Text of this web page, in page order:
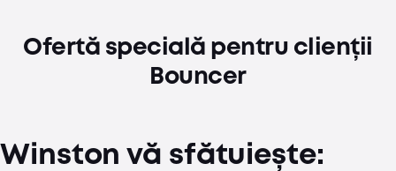
Ofertă specială pentru clienții
Bouncer
Winston vă sfătuiește: